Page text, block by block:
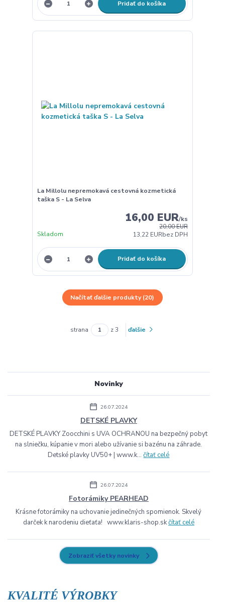
Pridať do košíka
La Millolu nepremokavá cestovná kozmetická
taška S - La Selva
20,00 EUR
16,00 EUR/ks
13,22 EURbez DPH
Skladom
Pridať do košíka
Načítať ďalšie produkty (20)
strana z 3 ďalšie
Novinky
26.07.2024
DETSKÉ PLAVKY
DETSKÉ PLAVKY Zoocchini s UVA OCHRANOU na bezpečný pobyt
na slniečku, kúpanie v mori alebo užívanie si bazénu na záhrade.
Detské plavky UV50+ | www.k...čítať celé
26.07.2024
Fotorámiky PEARHEAD
Krásne fotorámiky na uchovanie jedinečných spomienok. Skvelý
darček k narodeniu dieťaťa! www.klaris-shop.skčítať celé
Zobraziť všetky novinky
KVALITÉ VÝROBKY